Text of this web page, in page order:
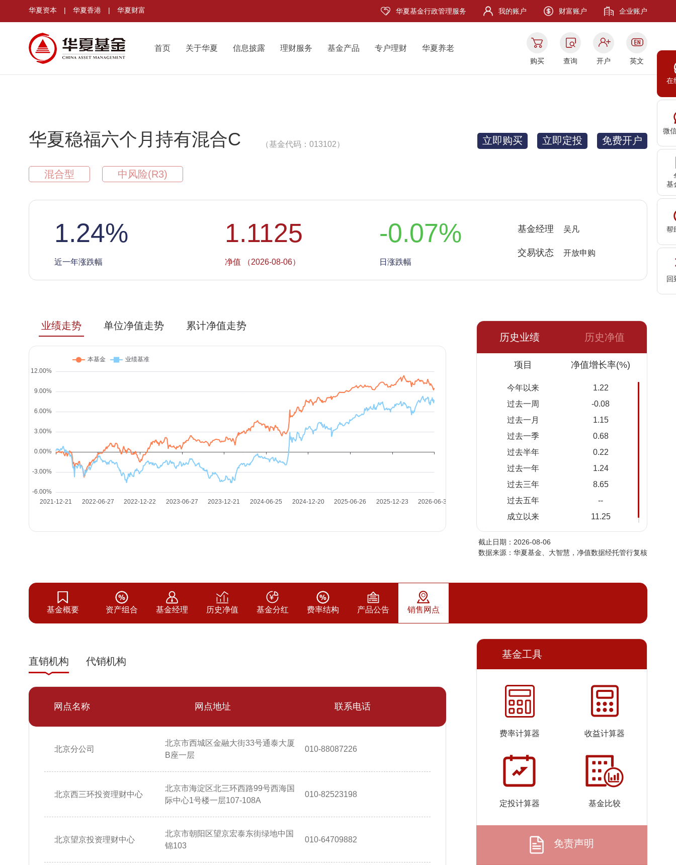
在
微
基
帮
回
华夏资本 | 华夏香港 | 华夏财富 华夏基金行政管理服务 我的账户 财富账户 企业账户
首页 关于华夏 信息披露 理财服务 基金产品 专户理财 华夏养老
购买 查询 开户 英文
华夏稳福六个月持有混合C （基金代码：013102）
混合型 中风险(R3)
立即购买 立即定投 免费开户
1.24%
近一年涨跌幅
1.1125
净值 （2026-08-06）
-0.07%
日涨跌幅
基金经理 吴凡
交易状态 开放申购
业绩走势 单位净值走势
累计净值走势
历史业绩
历史净值
项目 净值增长率(%)
今年以来
1.22
过去一周
-0.08
过去一月
1.15
过去一季
0.68
过去半年
0.22
过去一年
1.24
过去三年
8.65
过去五年
--
成立以来
11.25
净值
累计净
2026-
1.1125
08-05
2026-
08-04
1.1129
2026-
08-03
1.1141
2026-
1.1135
2026-
07-30
1.1134 1.1134
07-29
07-27
2026-
1.1072
2026-
07-23
1.1092
2026-
1.1074
2026-
1.1059
1.1067
07-17
2026-
1.1074 1.1074
1.1057
截止日期：2026-08-06
数据来源：华夏基金、大智慧，净值数据经托管行复核
基金概要 资产组合 基金经理 历史净值 基金分红 费率结构 产品公告 销售网点
直销机构 代销机构
网点名称 网点地址 联系电话
北京分公司
北京市西城区金融大街33号通泰大厦
B座一层
010-88087226
北京西三环投资理财中心
北京市海淀区北三环西路99号西海国
际中心1号楼一层107-108A
010-82523198
北京望京投资理财中心
北京市朝阳区望京宏泰东街绿地中国
锦103
010-64709882
基金工具
费率计算器 收益计算器
定投计算器 基金比较
免责声明